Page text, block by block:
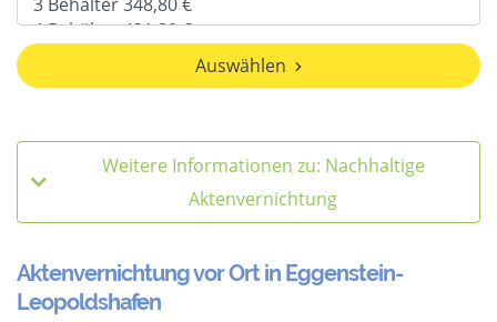
Auswählen
Weitere Informationen zu: Nachhaltige
Aktenvernichtung
Aktenvernichtung vor Ort in Eggenstein-
Leopoldshafen